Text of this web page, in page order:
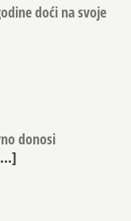
doći na svoje
donosi